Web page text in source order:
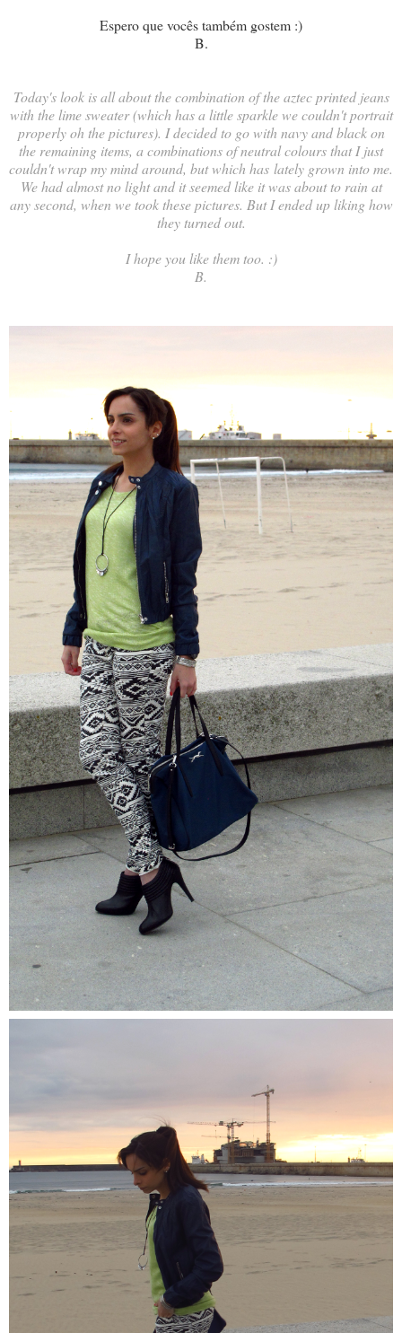
Espero que vocês também gostem :)
B.
Today's look is all about the combination of the aztec printed jeans
with the lime sweater (which has a little sparkle we couldn't portrait
properly oh the pictures). I decided to go with navy and black on
the remaining items, a combinations of neutral colours that I just
couldn't wrap my mind around, but which has lately grown into me.
We had almost no light and it seemed like it was about to rain at
any second, when we took these pictures. But I ended up liking how
they turned out.
I hope you like them too. :)
B.